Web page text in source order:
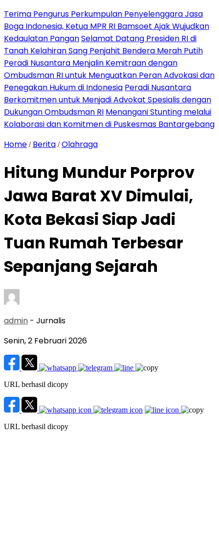
Terima Pengurus Perkumpulan Penyelenggara Jasa
Boga Indonesia, Ketua MPR RI Bamsoet Ajak Wujudkan
Kedaulatan PanganSelamat Datang Presiden RI di
Tanah Kelahiran Sang Penjahit Bendera Merah Putih
Peradi Nusantara Menjalin Kemitraan dengan
Ombudsman RI untuk Menguatkan Peran Advokasi dan
Penegakan Hukum di Indonesia Peradi Nusantara
Berkomitmen untuk Menjadi Advokat Spesialis dengan
Dukungan Ombudsman RI Menangani Stunting melalui
Kolaborasi dan Komitmen di Puskesmas Bantargebang
Home / Berita /Olahraga
Hitung Mundur Porprov
Jawa Barat XV Dimulai,
Kota Bekasi Siap Jadi
Tuan Rumah Terbesar
Sepanjang Sejarah
admin - Jurnalis
Senin, 2 Februari 2026
URL berhasil dicopy
URL berhasil dicopy